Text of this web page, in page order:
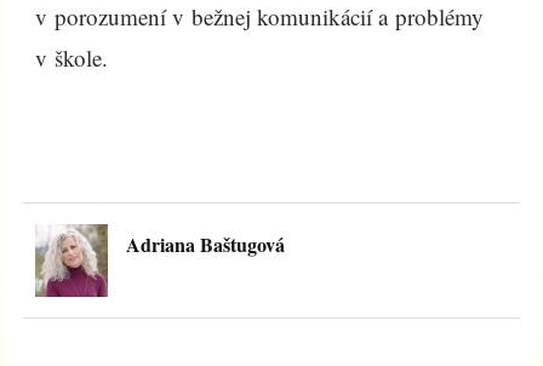
v porozumení v bežnej komunikácií a problémy
v škole.
Adriana Baštugová